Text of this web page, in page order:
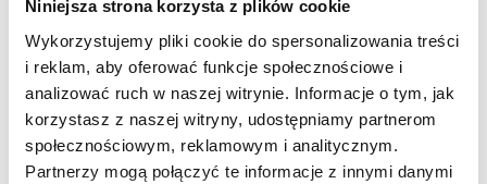
Niniejsza strona korzysta z plików cookie
Wykorzystujemy pliki cookie do spersonalizowania treści
i reklam, aby oferować funkcje społecznościowe i
analizować ruch w naszej witrynie. Informacje o tym, jak
korzystasz z naszej witryny, udostępniamy partnerom
społecznościowym, reklamowym i analitycznym.
Partnerzy mogą połączyć te informacje z innymi danymi
Szczególnie narażone są miejsca, które
codziennie poddawane są obciążeniom
mechanicznym – np. brzegi paznokcia lub strefa
apexu. Dlatego przy każdej naprawie tak ważna